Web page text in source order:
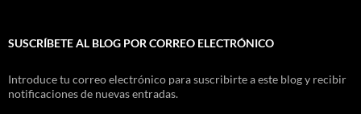
SUSCRÍBETE AL BLOG POR CORREO ELECTRÓNICO
Introduce tu correo electrónico para suscribirte a este blog y recibir
notificaciones de nuevas entradas.